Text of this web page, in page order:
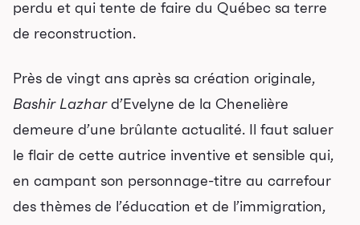
perdu et qui tente de faire du Québec sa terre
de reconstruction.
Près de vingt ans après sa création originale,
Bashir Lazhard’Evelyne de la Chenelière
demeure d’une brûlante actualité. Il faut saluer
le flair de cette autrice inventive et sensible qui,
en campant son personnage-titre au carrefour
des thèmes de l’éducation et de l’immigration,